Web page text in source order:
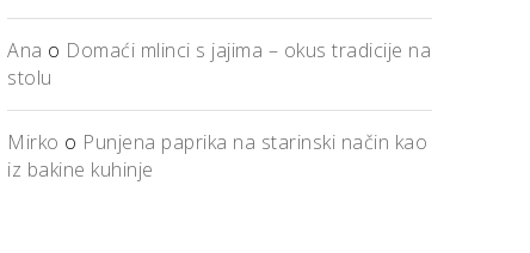
Ana o Domaći mlinci s jajima – okus tradicije na
stolu
Mirko o Punjena paprika na starinski način kao
iz bakine kuhinje